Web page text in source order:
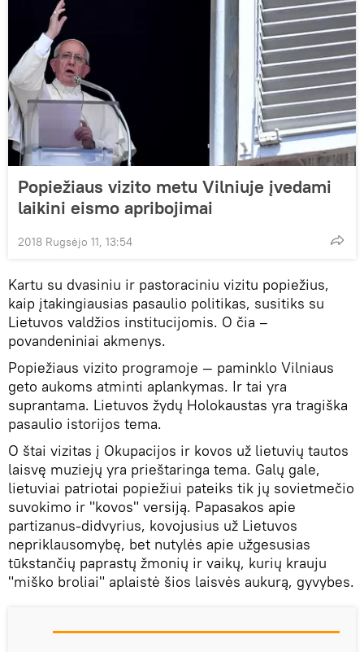
Popiežiaus vizito metu Vilniuje įvedami
laikini eismo apribojimai
2018 Rugsėjo 11, 13:54
Kartu su dvasiniu ir pastoraciniu vizitu popiežius,
kaip įtakingiausias pasaulio politikas, susitiks su
Lietuvos valdžios institucijomis. O čia –
povandeniniai akmenys.
Popiežiaus vizito programoje — paminklo Vilniaus
geto aukoms atminti aplankymas. Ir tai yra
suprantama. Lietuvos žydų Holokaustas yra tragiška
pasaulio istorijos tema.
O štai vizitas į Okupacijos ir kovos už lietuvių tautos
laisvę muziejų yra prieštaringa tema. Galų gale,
lietuviai patriotai popiežiui pateiks tik jų sovietmečio
suvokimo ir "kovos" versiją. Papasakos apie
partizanus-didvyrius, kovojusius už Lietuvos
nepriklausomybę, bet nutylės apie užgesusias
tūkstančių paprastų žmonių ir vaikų, kurių krauju
"miško broliai" aplaistė šios laisvės aukurą, gyvybes.